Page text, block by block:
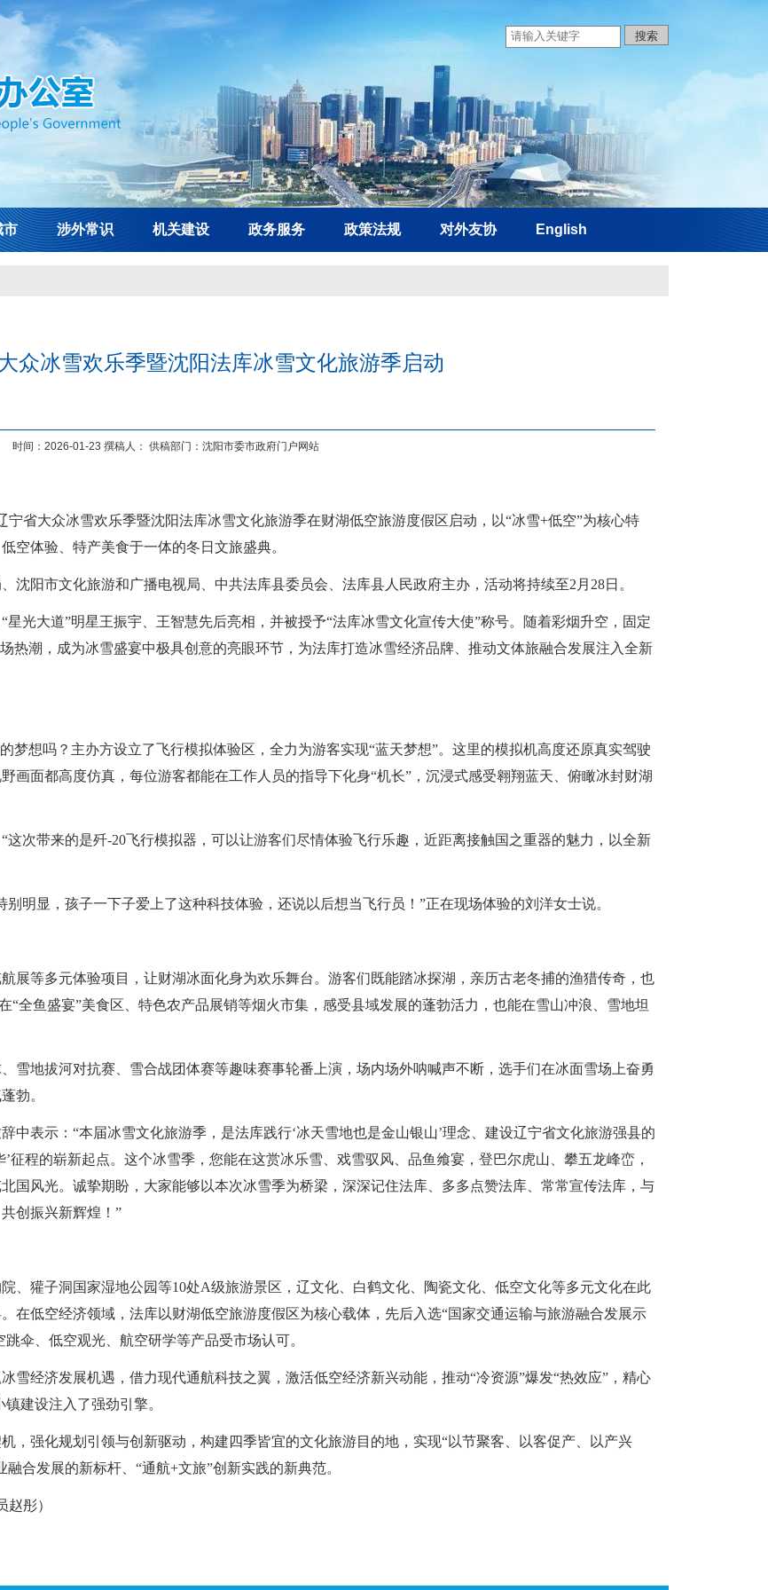
市 涉外常识 机关建设 政务服务 政策法规 对外友协 English
众冰雪欢乐季暨沈阳法库冰雪文化旅游季启动
时间：2026-01-23 撰稿人： 供稿部门：沈阳市委市政府门户网站
省大众冰雪欢乐季暨沈阳法库冰雪文化旅游季在财湖低空旅游度假区启动，以“冰雪+低空”为核心特
空体验、特产美食于一体的冬日文旅盛典。
阳市文化旅游和广播电视局、中共法库县委员会、法库县人民政府主办，活动将持续至2月28日。
大道”明星王振宇、王智慧先后亮相，并被授予“法库冰雪文化宣传大使”称号。随着彩烟升空，固定
热潮，成为冰雪盛宴中极具创意的亮眼环节，为法库打造冰雪经济品牌、推动文体旅融合发展注入全新
想吗？主办方设立了飞行模拟体验区，全力为游客实现“蓝天梦想”。这里的模拟机高度还原真实驾驶
画面都高度仿真，每位游客都能在工作人员的指导下化身“机长”，沉浸式感受翱翔蓝天、俯瞰冰封财湖
带来的是歼-20飞行模拟器，可以让游客们尽情体验飞行乐趣，近距离接触国之重器的魅力，以全新
显，孩子一下子爱上了这种科技体验，还说以后想当飞行员！”正在现场体验的刘洋女士说。
等多元体验项目，让财湖冰面化身为欢乐舞台。游客们既能踏冰探湖，亲历古老冬捕的渔猎传奇，也
“全鱼盛宴”美食区、特色农产品展销等烟火市集，感受县域发展的蓬勃活力，也能在雪山冲浪、雪地坦
地拔河对抗赛、雪合战团体赛等趣味赛事轮番上演，场内场外呐喊声不断，选手们在冰面雪场上奋勇
勃。
表示：“本届冰雪文化旅游季，是法库践行‘冰天雪地也是金山银山’理念、建设辽宁省文化旅游强县的
征程的崭新起点。这个冰雪季，您能在这赏冰乐雪、戏雪驭风、品鱼飨宴，登巴尔虎山、攀五龙峰峦，
国风光。诚挚期盼，大家能够以本次冰雪季为桥梁，深深记住法库、多多点赞法库、常常宣传法库，与
创振兴新辉煌！”
獾子洞国家湿地公园等10处A级旅游景区，辽文化、白鹤文化、陶瓷文化、低空文化等多元文化在此
在低空经济领域，法库以财湖低空旅游度假区为核心载体，先后入选“国家交通运输与旅游融合发展示
伞、低空观光、航空研学等产品受市场认可。
经济发展机遇，借力现代通航科技之翼，激活低空经济新兴动能，推动“冷资源”爆发“热效应”，精心
建设注入了强劲引擎。
强化规划引领与创新驱动，构建四季皆宜的文化旅游目的地，实现“以节聚客、以客促产、以产兴
合发展的新标杆、“通航+文旅”创新实践的新典范。
彤）